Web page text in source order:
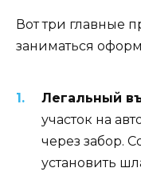
Вот три главные
заниматься
Легальный
участок на
через забор.
установить